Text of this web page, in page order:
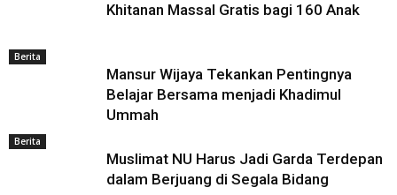
Khitanan Massal Gratis bagi 160 Anak
Berita
Mansur Wijaya Tekankan Pentingnya
Belajar Bersama menjadi Khadimul
Ummah
Berita
Muslimat NU Harus Jadi Garda Terdepan
dalam Berjuang di Segala Bidang